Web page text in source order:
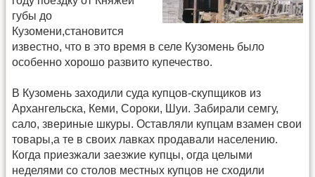
губы до
Кузомени,становится
известно, что в это время в селе Кузомень было
особенно хорошо развито купечество.
В Кузомень заходили суда купцов-скупщиков из
Архангельска, Кеми, Сороки, Шуи. Забирали семгу,
сало, звериные шкуры. Оставляли купцам взамен свои
товары,а те в своих лавках продавали населению.
Когда приезжали заезжие купцы, огда целыми
неделями со столов местных купцов не сходили